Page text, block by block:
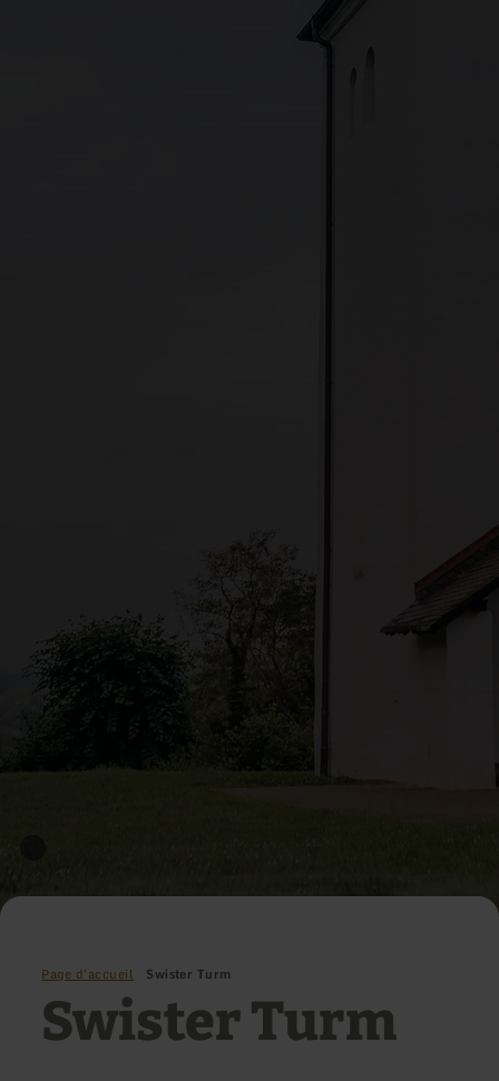
Page d'accueil Swister Turm
Swister Turm